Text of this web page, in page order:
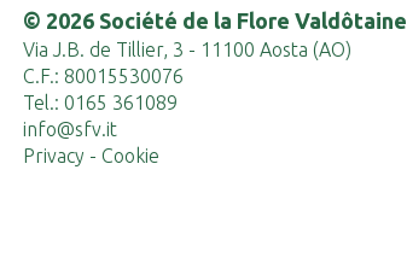
© 2026 Société de la Flore Valdôtaine
Via J.B. de Tillier, 3 - 11100 Aosta (AO)
C.F.: 80015530076
Tel.: 0165 361089
info@sfv.it
Privacy - Cookie